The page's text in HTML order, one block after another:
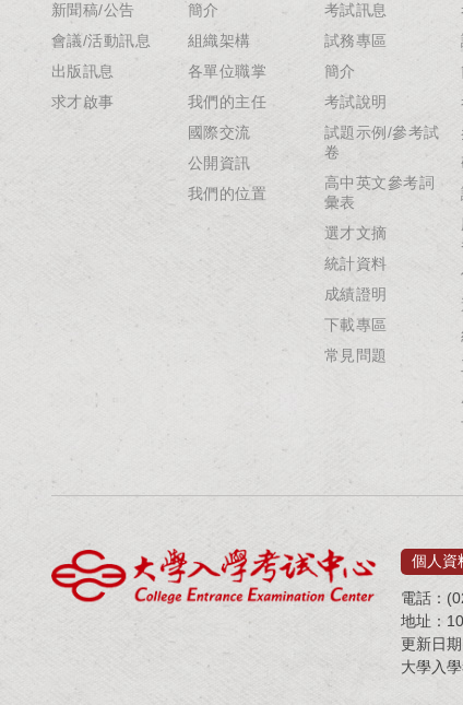
新聞稿/公告
會議/活動訊息
出版訊息
求才啟事
簡介
組織架構
各單位職掌
我們的主任
國際交流
公開資訊
我們的位置
考試訊息
試務專區
簡介
考試說明
試題示例/參考試
卷
高中英文參考詞
彙表
選才文摘
統計資料
成績證明
下載專區
常見問題
個人資
電話：
地址：
更新日
大學入